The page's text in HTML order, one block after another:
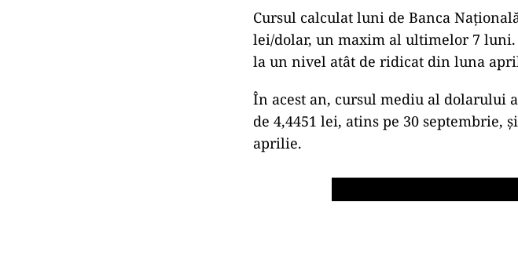
Cursul calculat luni de Banca
lei/dolar, un maxim al ultimelor 7
la un nivel atât de ridicat din luna
În acest an, cursul mediu al dolarului
de 4,4451 lei, atins pe 30 septembrie,
aprilie.